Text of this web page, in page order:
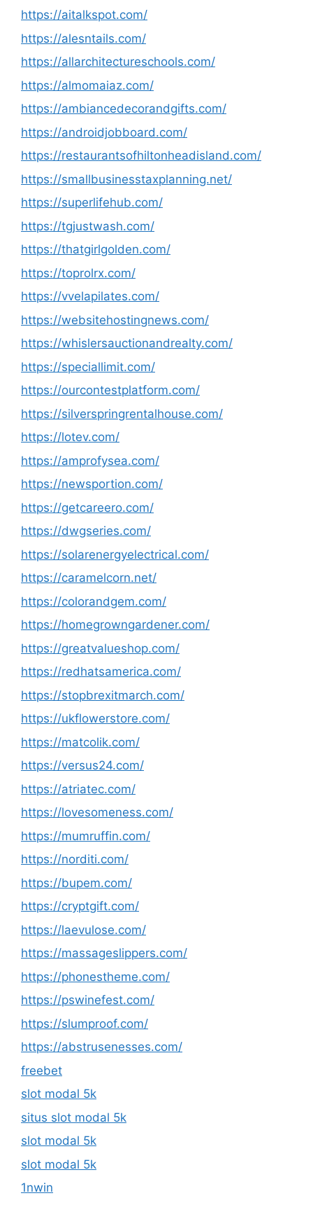
https://aitalkspot.com/
https://alesntails.com/
https://allarchitectureschools.com/
https://almomaiaz.com/
https://ambiancedecorandgifts.com/
https://androidjobboard.com/
https://restaurantsofhiltonheadisland.com/
https://smallbusinesstaxplanning.net/
https://superlifehub.com/
https://tgjustwash.com/
https://thatgirlgolden.com/
https://toprolrx.com/
https://vvelapilates.com/
https://websitehostingnews.com/
https://whislersauctionandrealty.com/
https://speciallimit.com/
https://ourcontestplatform.com/
https://silverspringrentalhouse.com/
https://lotev.com/
https://amprofysea.com/
https://newsportion.com/
https://getcareero.com/
https://dwgseries.com/
https://solarenergyelectrical.com/
https://caramelcorn.net/
https://colorandgem.com/
https://homegrowngardener.com/
https://greatvalueshop.com/
https://redhatsamerica.com/
https://stopbrexitmarch.com/
https://ukflowerstore.com/
https://matcolik.com/
https://versus24.com/
https://atriatec.com/
https://lovesomeness.com/
https://mumruffin.com/
https://norditi.com/
https://bupem.com/
https://cryptgift.com/
https://laevulose.com/
https://massageslippers.com/
https://phonestheme.com/
https://pswinefest.com/
https://slumproof.com/
https://abstrusenesses.com/
freebet
slot modal 5k
situs slot modal 5k
slot modal 5k
slot modal 5k
1nwin